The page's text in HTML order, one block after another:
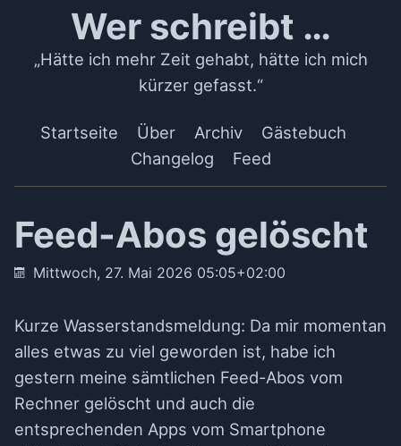
Wer schreibt …
„Hätte ich mehr Zeit gehabt, hätte ich mich
kürzer gefasst.“
Startseite Über Archiv
Gästebuch
Changelog
Feed
Feed-Abos gelöscht
Mittwoch, 27. Mai 2026 05:05+02:00
Kurze Wasserstandsmeldung: Da mir momentan
alles etwas zu viel geworden ist, habe ich
gestern meine sämtlichen Feed-Abos vom
Rechner gelöscht und auch die
entsprechenden Apps vom Smartphone